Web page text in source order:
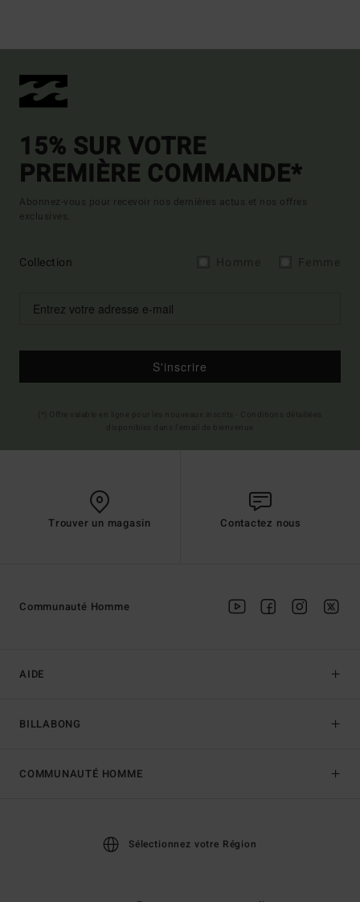
15% SUR VOTRE
PREMIÈRE COMMANDE*
Abonnez-vous pour recevoir nos dernières actus et nos offres
exclusives.
Collection
S'inscrire
Trouver un magasin Contactez nous
AIDE
BILLABONG
Communauté Homme
COMMUNAUTÉ HOMME
Sélectionnez votre Région